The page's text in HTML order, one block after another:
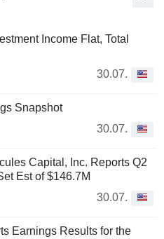
Income Flat, Total
30.07.
Snapshot
30.07.
Capital, Inc. Reports Q2
Est of $146.7M
30.07.
Earnings Results for the